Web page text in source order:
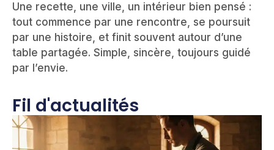
Une recette, une ville, un intérieur bien pensé :
tout commence par une rencontre, se poursuit
par une histoire, et finit souvent autour d’une
table partagée. Simple, sincère, toujours guidé
par l’envie.
Fil d'actualités